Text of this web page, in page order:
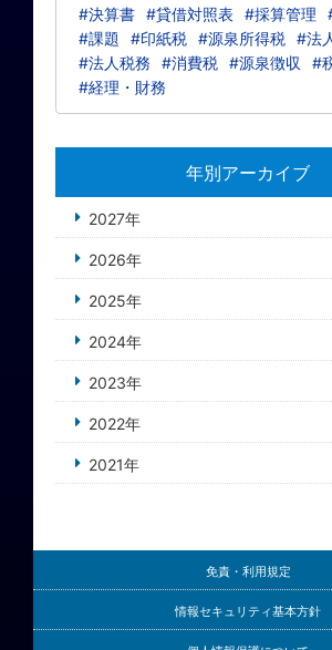
#決算書 #貸借対照表 #採算管理
#課題
#印紙税 #源泉所得税 #法
#法人税務
#消費税 #源泉徴収 #
#経理・財務
年別アーカイブ
2027年
2026年
2025年
2024年
2023年
2022年
2021年
免責・利用規定
情報セキュリティ基本方針